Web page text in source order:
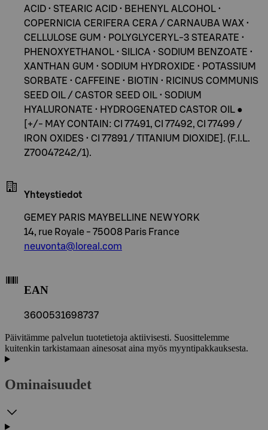
ACID • STEARIC ACID • BEHENYL ALCOHOL •
COPERNICIA CERIFERA CERA / CARNAUBA WAX •
CELLULOSE GUM • POLYGLYCERYL-3 STEARATE •
PHENOXYETHANOL • SILICA • SODIUM BENZOATE •
XANTHAN GUM • SODIUM HYDROXIDE • POTASSIUM
SORBATE • CAFFEINE • BIOTIN • RICINUS COMMUNIS
SEED OIL / CASTOR SEED OIL • SODIUM
HYALURONATE • HYDROGENATED CASTOR OIL ●
[+/- MAY CONTAIN: CI 77491, CI 77492, CI 77499 /
IRON OXIDES • CI 77891 / TITANIUM DIOXIDE]. (F.I.L.
Z70047242/1).
Yhteystiedot
GEMEY PARIS MAYBELLINE NEW YORK
14, rue Royale - 75008 Paris France
neuvonta@loreal.com
EAN
3600531698737
Päivitämme palvelun tuotetietoja aktiivisesti. Suosittelemme
kuitenkin tarkistamaan ainesosat aina myös myyntipakkauksesta.
Ominaisuudet